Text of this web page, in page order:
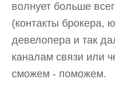
волнует больше
(контакты брокера,
девелопера и так
каналам связи или
сможем - поможем.